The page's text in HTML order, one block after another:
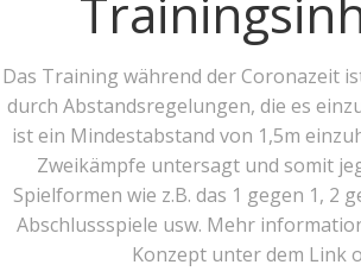
Das Training während der Coronazeit
durch Abstandsregelungen, die es
ist ein Mindestabstand von 1,5m
Zweikämpfe untersagt und somit
Spielformen wie z.B. das 1 gegen 1, 2
Abschlussspiele usw. Mehr
Konzept unter dem Link